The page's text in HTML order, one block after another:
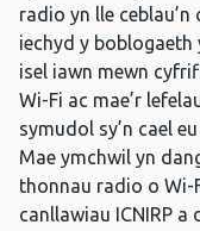
radio yn lle
iechyd y boblogaeth
isel iawn mewn
Wi-Fi ac mae’r
symudol sy’n cael
Mae ymchwil yn
thonnau radio o Wi-
canllawiau ICNIRP a